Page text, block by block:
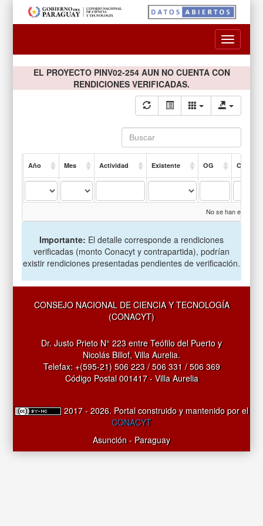
Toggle
EL PROYECTO PINV02-254 AUN NO CUENTA CON
RENDICIONES VERIFICADAS.
Año Mes Actividad Existente OG
No se han
Importante: El detalle corresponde a rendiciones
verificadas (monto Conacyt y contrapartida), podrían
existir rendiciones presentadas pendientes de verificación.
CONSEJO NACIONAL DE CIENCIA Y TECNOLOGÍA
(CONACYT)
Dr. Justo Prieto N° 223 entre Teófilo del Puerto y
Nicolás Billof, Villa Aurelia.
Telefax: +(595-21) 506 223 / 506 331 / 506 369
Código Postal 001417 - Villa Aurelia
2017 - 2026. Portal construido y mantenido por el
CONACYT
Asunción - Paraguay